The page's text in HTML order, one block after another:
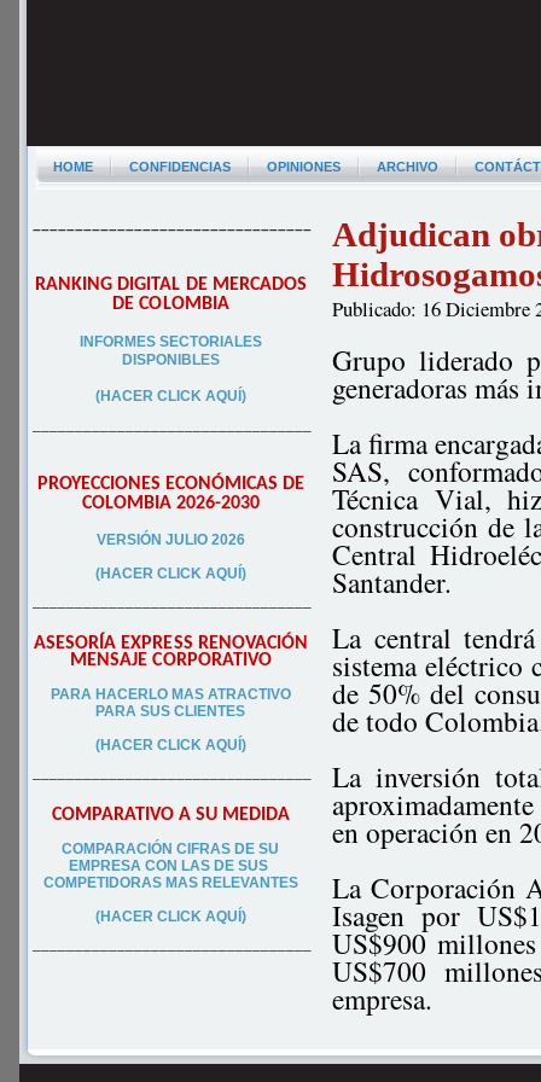
HOME CONFIDENCIAS OPINIONES ARCHIVO
–––––––––––––––––––––––––––––––––
RANKING DIGITAL DE MERCADOS
DE COLOMBIA
INFORMES SECTORIALES
DISPONIBLES
(HACER CLICK AQUÍ)
–––––––––––––––––––––––––––––––––
PROYECCIONES ECONÓMICAS DE
COLOMBIA 2026-2030
VERSIÓN JULIO 2026
(HACER CLICK AQUÍ)
–––––––––––––––––––––––––––––––––
ASESORÍA EXPRESS RENOVACIÓN
MENSAJE CORPORATIVO
PARA HACERLO MAS ATRACTIVO
PARA SUS CLIENTES
(HACER CLICK AQUÍ)
–––––––––––––––––––––––––––––––––
COMPARATIVO A SU MEDIDA
COMPARACIÓN CIFRAS DE SU
EMPRESA CON LAS DE SUS
COMPETIDORAS MAS RELEVANTES
(HACER CLICK AQUÍ)
–––––––––––––––––––––––––––––––––
Adjudican
Publicado: 16 Diciembre
Grupo liderado
generadoras
La firma
SAS,
Técnica Vial,
construcción de
Central
Santander.
La central
sistema eléctrico
de 50% del
de todo
La inversión
en operación en
La Corporación
Isagen por
US$900
US$700
empresa.